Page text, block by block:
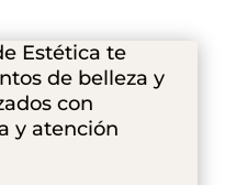
Estética te
de belleza y
con
y atención